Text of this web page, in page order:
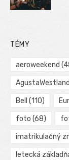
TÉMY
aeroweekend
AgustaWestland
Bell (110)
foto (68)
imatrikulačný
letecká